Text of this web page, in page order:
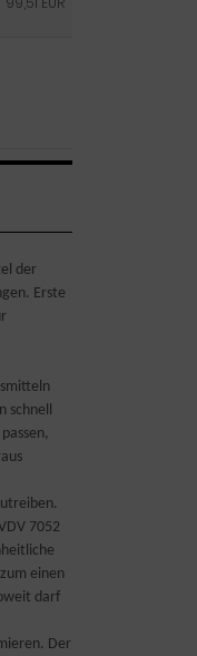
der
Erste
schnell
7052
einen
darf
Der